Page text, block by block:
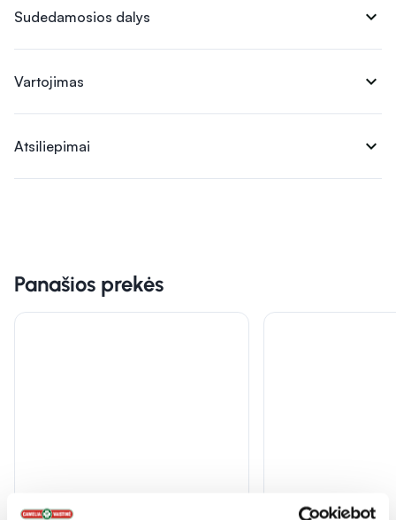
Sudedamosios dalys expand_more
Vartojimas expand_more
Atsiliepimai expand_more
Panašios prekės